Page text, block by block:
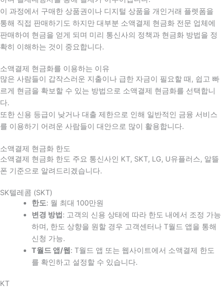
이 과정에서 구매한 상품권이나 디지털 상품을 개인거래 플렛폼을
통해 직접 판매하기도 하지만 대부분 소액결제 현금화 전문 업체에
판매하여 현금을 얻게 되며 미리 통신사의 정책과 현금화 방법을 정
확히 이해하는 것이 중요합니다.
소액결제 현금화를 이용하는 이유
많은 사람들이 갑작스러운 지출이나 급한 자금이 필요할 때 , 쉽고 빠
르게 현금을 확보할 수 있는 방법으로 소액결제 현금화를 선택합니
다.
또한 신용 등급이 낮거나 대출 제한으로 인해 일반적인 금융 서비스
를 이용하기 어려운 사람들이 대안으로 많이 활용합니다.
소액결제 현금화 한도
소액결제 현금화 한도 주요 통신사인 KT, SKT, LG, U유플러스, 알뜰
폰 기준으로 알려드리겠습니다.
SK텔레콤 (SKT)
한도: 월 최대 100만원
변경 방법 : 고객의 신용 상태에 따라 한도 내에서 조정 가능
하며, 한도 상향을 원할 경우 고객센터나 T월드 앱을 통해
신청 가능.
T월드 앱/웹 : T월드 앱 또는 웹사이트에서 소액결제 한도
를 확인하고 설정할 수 있습니다.
KT